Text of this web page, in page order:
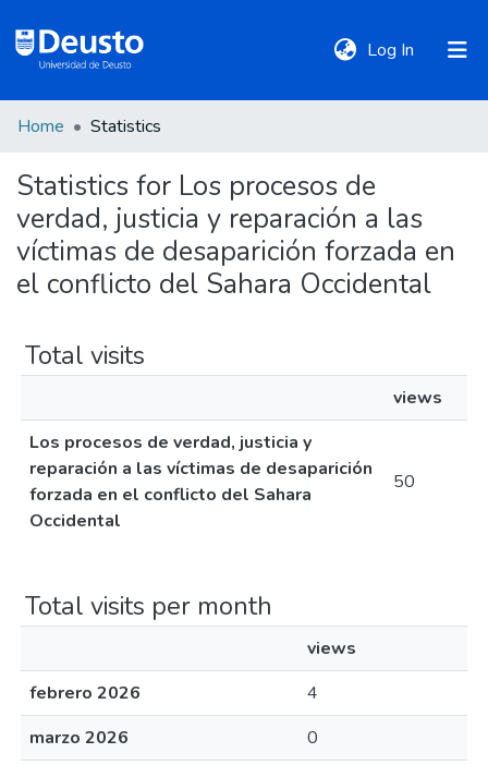
Log In (current)
Communities
&
Collections
Policies
Home Statistics
Statistics for Los procesos de
verdad, justicia y reparación a las
víctimas de desaparición forzada en
el conflicto del Sahara Occidental
Total visits
views
Los procesos de verdad, justicia y
reparación a las víctimas de desaparición
forzada en el conflicto del Sahara
Occidental
50
Total visits per month
views
febrero 2026
4
marzo 2026
0